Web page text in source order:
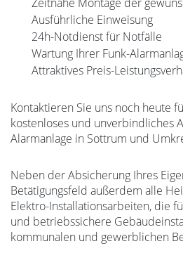
Ausführliche Einweisung
24h-Notdienst für Notfälle
Wartung Ihrer Funk-
Attraktives Preis-
Kontaktieren Sie uns noch heute
kostenloses und unverbindliches
Alarmanlage in Sottrum und
Neben der Absicherung Ihres
Betätigungsfeld außerdem alle
Elektro-Installationsarbeiten, die
und betriebssichere
kommunalen und gewerblichen